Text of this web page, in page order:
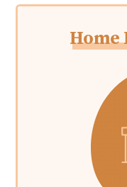
Home